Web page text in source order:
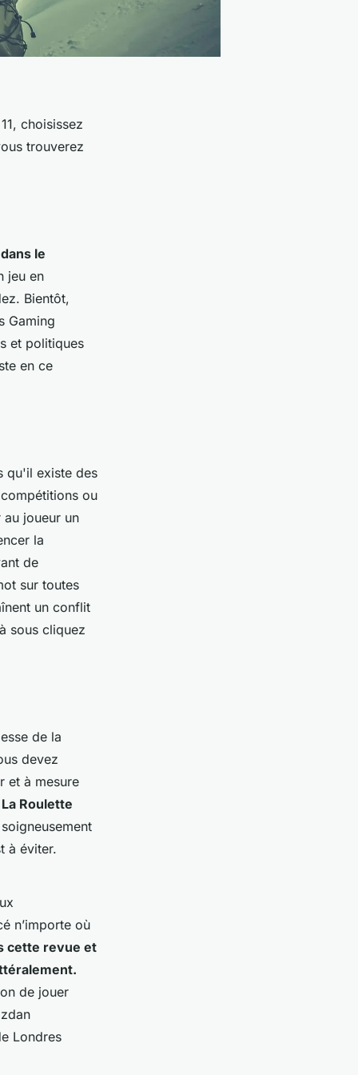
choisissez
trouverez
le
jeu en
Bientôt,
Gaming
et politiques
en ce
qu'il existe des
ou
joueur un
la
de
sur toutes
un conflit
sous cliquez
de la
devez
et à mesure
Roulette
à éviter.
n’importe où
cette revue et
de jouer
Londres